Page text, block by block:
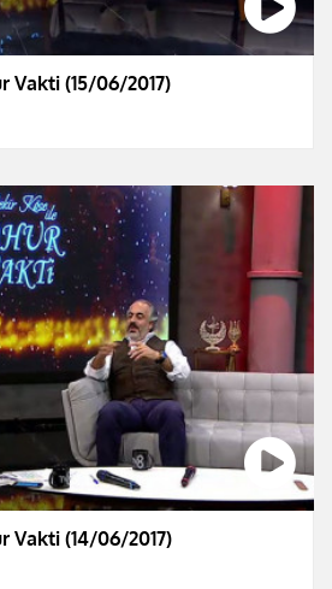
Vakti (15/06/2017)
Vakti (14/06/2017)